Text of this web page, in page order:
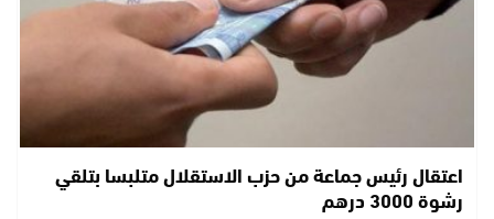
اعتقال رئيس جماعة من حزب الاستقلال متلبسا بتلقي
رشوة 3000 درهم